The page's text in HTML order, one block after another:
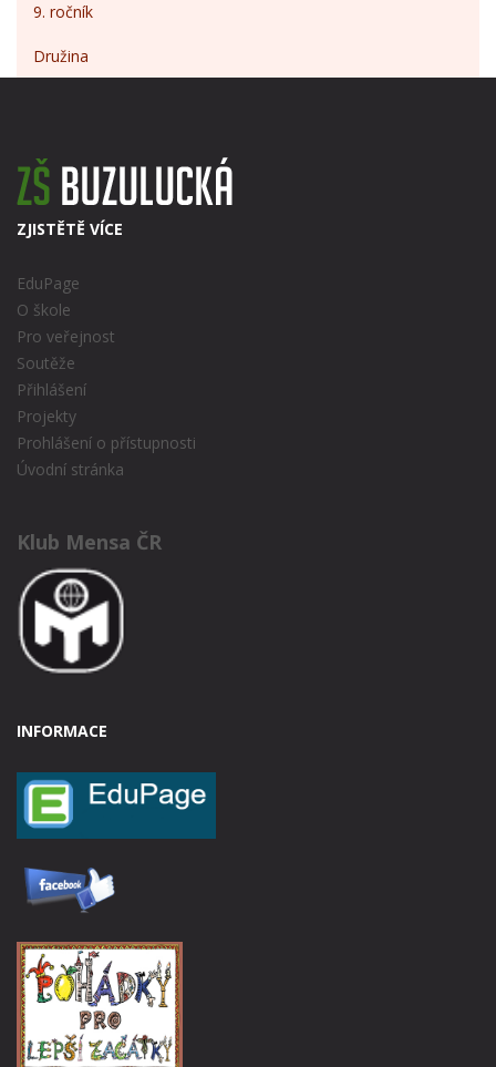
9. ročník
Družina
ZJISTĚTĚ VÍCE
EduPage
O škole
Pro veřejnost
Soutěže
Přihlášení
Projekty
Prohlášení o přístupnosti
Úvodní stránka
Klub Mensa ČR
INFORMACE